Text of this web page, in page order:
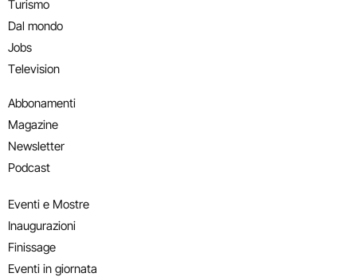
Turismo
Dal mondo
Jobs
Television
Abbonamenti
Magazine
Newsletter
Podcast
Eventi e Mostre
Inaugurazioni
Finissage
Eventi in giornata